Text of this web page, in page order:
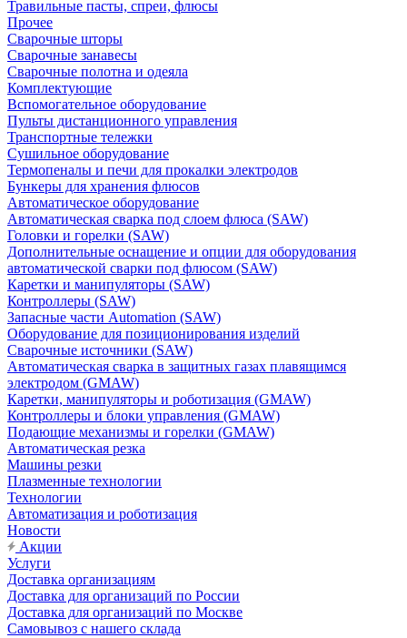
Травильные пасты, спреи, флюсы
Прочее
Сварочные шторы
Сварочные занавесы
Сварочные полотна и одеяла
Комплектующие
Вспомогательное оборудование
Пульты дистанционного управления
Транспортные тележки
Сушильное оборудование
Термопеналы и печи для прокалки электродов
Бункеры для хранения флюсов
Автоматическое оборудование
Автоматическая сварка под слоем флюса (SAW)
Головки и горелки (SAW)
Дополнительные оснащение и опции для оборудования
автоматической сварки под флюсом (SAW)
Каретки и манипуляторы (SAW)
Контроллеры (SAW)
Запасные части Automation (SAW)
Оборудование для позиционирования изделий
Сварочные источники (SAW)
Автоматическая сварка в защитных газах плавящимся
электродом (GMAW)
Каретки, манипуляторы и роботизация (GMAW)
Контроллеры и блоки управления (GMAW)
Подающие механизмы и горелки (GMAW)
Автоматическая резка
Машины резки
Плазменные технологии
Технологии
Автоматизация и роботизация
Новости
Акции
Услуги
Доставка организациям
Доставка для организаций по России
Доставка для организаций по Москве
Самовывоз с нашего склада